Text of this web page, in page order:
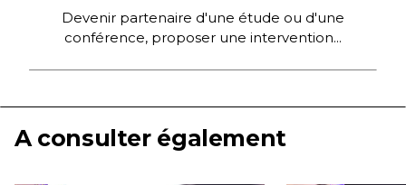
Devenir partenaire d'une étude ou d'une
conférence, proposer une intervention...
A consulter également